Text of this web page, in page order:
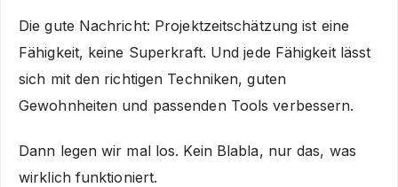
Die gute Nachricht: Projektzeitschätzung ist eine
Fähigkeit, keine Superkraft. Und jede Fähigkeit lässt
sich mit den richtigen Techniken, guten
Gewohnheiten und passenden Tools verbessern.
Dann legen wir mal los. Kein Blabla, nur das, was
wirklich funktioniert.